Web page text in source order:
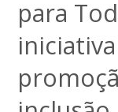
para